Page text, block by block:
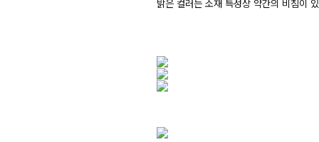
밝은 컬러는 소재 특성상 약간의 비침이